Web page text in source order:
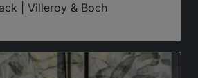
| Villeroy & Boch